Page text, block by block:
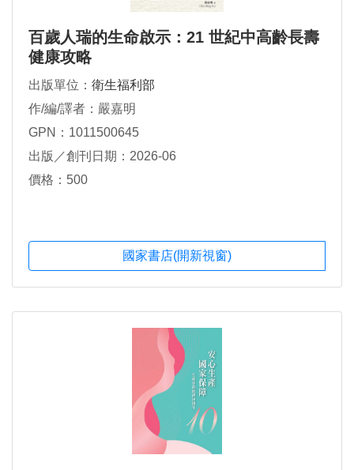
百歲人瑞的生命啟示：21 世紀中高齡長壽
健康攻略
出版單位： 衛生福利部
作/編/譯者：嚴嘉明
GPN：1011500645
出版／創刊日期：2026-06
價格：500
國家書店(開新視窗)